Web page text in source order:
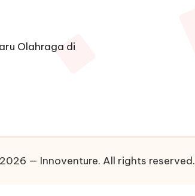
Olahraga di
— Innoventure. All rights reserved.